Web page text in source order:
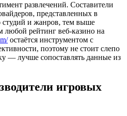
развлечений. Составители
представленных в
и жанров, тем выше
любой рейтинг веб-казино на
остаётся инструментом с
поэтому не стоит слепо
— лучше сопоставлять данные из
игровых